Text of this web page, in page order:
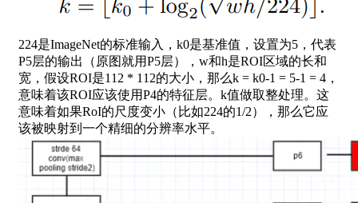
224是ImageNet的标准输入，k0是基准值，设置为5，代表
P5层的输出（原图就用P5层），w和h是ROI区域的长和
宽，假设ROI是112 * 112的大小，那么k = k0-1 = 5-1 = 4，
意味着该ROI应该使用P4的特征层。k值做取整处理。这
意味着如果RoI的尺度变小（比如224的1/2），那么它应
该被映射到一个精细的分辨率水平。